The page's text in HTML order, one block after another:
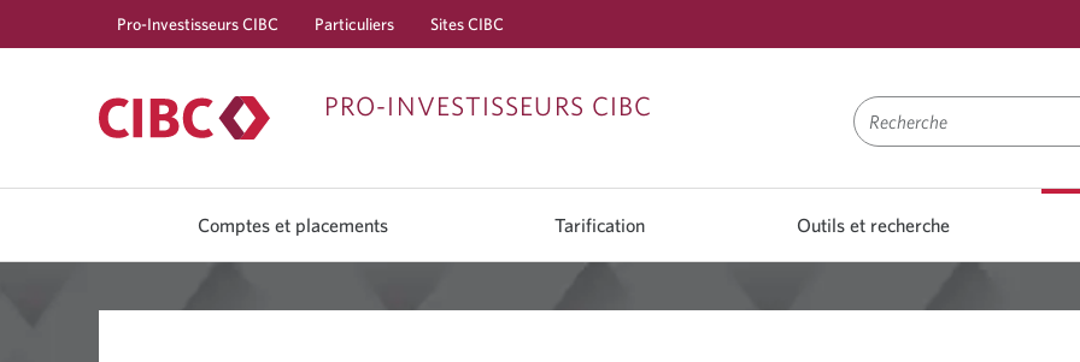
Pro-Investisseurs CIBC Particuliers Sites CIBC
PRO-INVESTISSEURS CIBC
Comptes et placements Tarification Outils et recherche